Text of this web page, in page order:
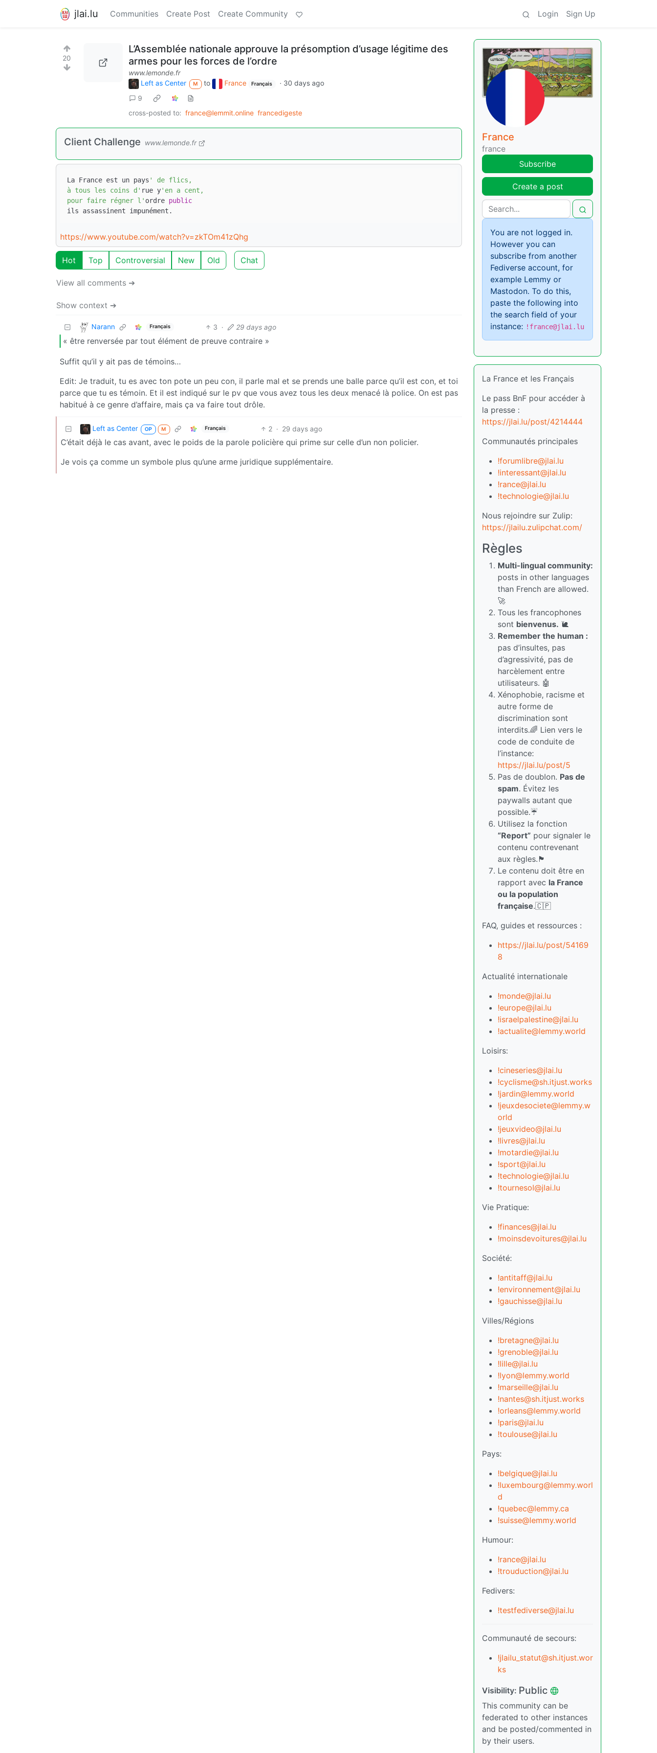
jlai.lu Communities Create Post Create Community Login Sign Up
20
L’Assemblée nationale approuve la présomption d’usage légitime des
armes pour les forces de l’ordre
www.lemonde.fr
Left as Center
M to France Français · 30 days ago
9
cross-posted to: france@lemmit.online francedigeste
Client Challenge www.lemonde.fr
La France est un pays ' de flics,
à tous les coins d' rue y'en a cent,
pour faire régner l' ordre public
https://www.youtube.com/watch?v=zkTOm41zQhg
Hot Top Controversial New Old Chat
View all comments ➔
Show context ➔
Narann Français 3 · 29 days ago
« être renversée par tout élément de preuve contraire »
Suffit qu’il y ait pas de témoins…
Edit: Je traduit, tu es avec ton pote un peu con, il parle mal et se prends une balle parce qu’il est con, et toi
parce que tu es témoin. Et il est indiqué sur le pv que vous avez tous les deux menacé là police. On est pas
habitué à ce genre d’affaire, mais ça va faire tout drôle.
Left as Center OP M Français 2 · 29 days ago
C’était déjà le cas avant, avec le poids de la parole policière qui prime sur celle d’un non policier.
Je vois ça comme un symbole plus qu’une arme juridique supplémentaire.
France
france
Subscribe
Create a post
You are not logged in.
However you can
subscribe from another
Fediverse account, for
example Lemmy or
Mastodon. To do this,
paste the following into
the search field of your
instance: !france@jlai.lu
La France et les Français
Le pass BnF pour accéder à
la presse :
https://jlai.lu/post/4214444
Communautés principales
!forumlibre@jlai.lu
!interessant@jlai.lu
!rance@jlai.lu
!technologie@jlai.lu
Nous rejoindre sur Zulip:
https://jlailu.zulipchat.com/
Règles
Multi-lingual community:
posts in other languages
than French are allowed.
🚀
Tous les francophones
sont bienvenus. 🐌
Remember the human :
pas d’insultes, pas
d’agressivité, pas de
harcèlement entre
utilisateurs. 🤖
Xénophobie, racisme et
autre forme de
discrimination sont
interdits.🌈 Lien vers le
code de conduite de
l’instance:
https://jlai.lu/post/5
Pas de doublon. Pas de
spam. Évitez les
paywalls autant que
possible.☔
Utilisez la fonction
“Report” pour signaler le
contenu contrevenant
aux règles.🏴
Le contenu doit être en
rapport avec la France
ou la population
française.🇨🇵
FAQ, guides et ressources :
https://jlai.lu/post/54169
8
Actualité internationale
!monde@jlai.lu
!europe@jlai.lu
!israelpalestine@jlai.lu
!actualite@lemmy.world
Loisirs:
!cineseries@jlai.lu
!cyclisme@sh.itjust.works
!jardin@lemmy.world
!jeuxdesociete@lemmy.w
orld
!jeuxvideo@jlai.lu
!livres@jlai.lu
!motardie@jlai.lu
!sport@jlai.lu
!technologie@jlai.lu
!tournesol@jlai.lu
Vie Pratique:
!finances@jlai.lu
!moinsdevoitures@jlai.lu
Société:
!antitaff@jlai.lu
!environnement@jlai.lu
!gauchisse@jlai.lu
Villes/Régions
!bretagne@jlai.lu
!grenoble@jlai.lu
!lille@jlai.lu
!lyon@lemmy.world
!marseille@jlai.lu
!nantes@sh.itjust.works
!orleans@lemmy.world
!paris@jlai.lu
!toulouse@jlai.lu
Pays:
!belgique@jlai.lu
!luxembourg@lemmy.worl
d
!quebec@lemmy.ca
!suisse@lemmy.world
Humour:
!rance@jlai.lu
!trouduction@jlai.lu
Fedivers:
!testfediverse@jlai.lu
Communauté de secours:
!jlailu_statut@sh.itjust.wor
ks
Visibility: Public
This community can be
federated to other instances
and be posted/commented in
by their users.